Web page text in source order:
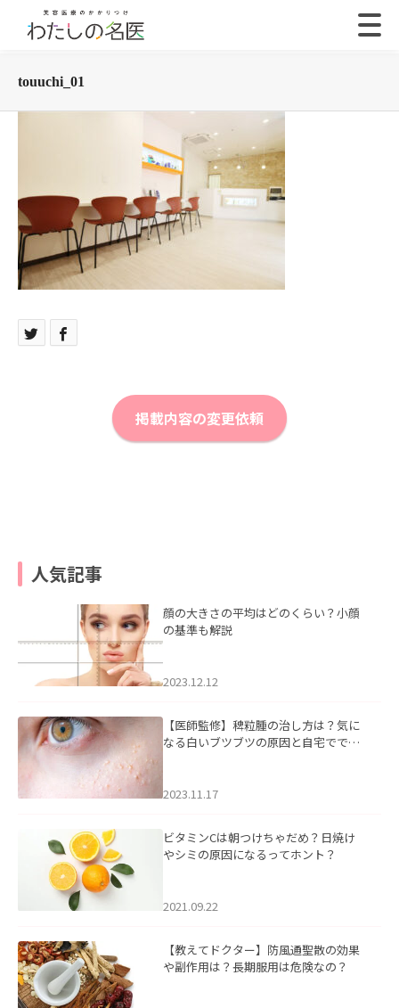
touuchi_01
掲載内容の変更依頼
人気記事
顔の大きさの平均はどのくらい？小顔
の基準も解説
2023.12.12
【医師監修】稗粒腫の治し方は？気に
なる白いブツブツの原因と自宅ででき
2023.11.17
ビタミンCは朝つけちゃだめ？日焼け
やシミの原因になるってホント？
2021.09.22
【教えてドクター】防風通聖散の効果
や副作用は？長期服用は危険なの？